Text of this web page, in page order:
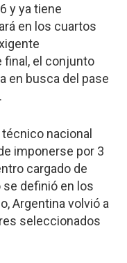
y ya tiene
en los cuartos
el conjunto
en busca del pase
nacional
imponerse por 3
cargado de
definió en los
Argentina volvió a
seleccionados